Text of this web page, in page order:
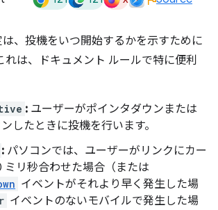
は、投機をいつ開始するかを示すために
れは、ドキュメント ルールで特に便利
: ユーザーがポインタダウンまたは
したときに投機を行います。
: パソコンでは、ユーザーがリンクにカー
ミリ秒合わせた場合（または
イベントがそれより早く発生した場
イベントのないモバイルで発生した場